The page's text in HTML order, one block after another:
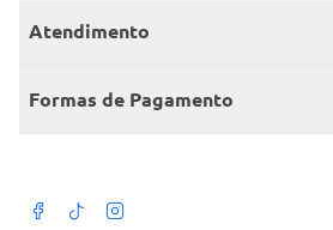
Encontre um Clube
Seja sócio
Member’s Mark
Atendimento
Fale conosco
Atendimento em libras
Formas de Pagamento